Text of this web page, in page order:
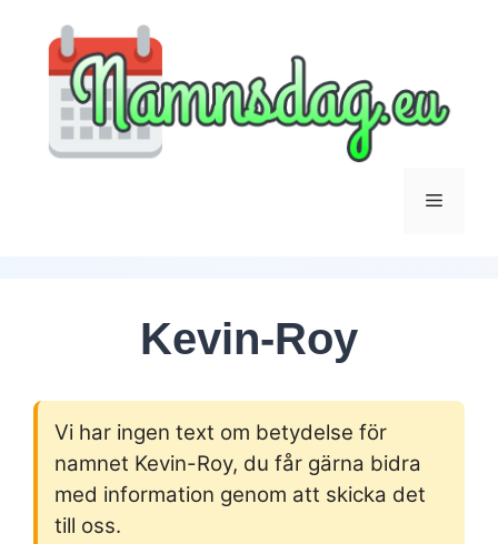
innehåll
Meny
Kevin-Roy
Vi har ingen text om betydelse för
namnet Kevin-Roy, du får gärna bidra
med information genom att skicka det
till oss.